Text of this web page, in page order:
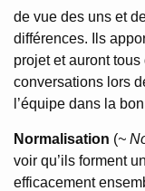
de vue des uns et
différences. Ils
projet et auront
conversations lors
l’équipe dans la
Normalisation (~
voir qu’ils forment
efficacement